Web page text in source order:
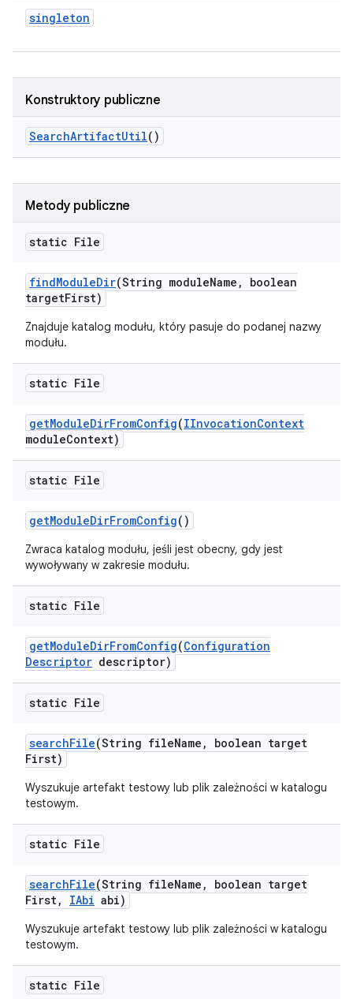
singleton
Konstruktory publiczne
SearchArtifactUtil()
Metody publiczne
static File
findModuleDir(String moduleName ,
boolean
targetFirst)
Znajduje katalog modułu, który pasuje do podanej nazwy
modułu.
static File
getModuleDirFromConfig(IInvocationContext
moduleContext)
static File
getModuleDirFromConfig()
Zwraca katalog modułu, jeśli jest obecny, gdy jest
wywoływany w zakresie modułu.
static File
getModuleDirFromConfig(Configuration
Descriptor descriptor)
static File
searchFile(String fileName ,
boolean target
First)
Wyszukuje artefakt testowy lub plik zależności w katalogu
testowym.
static File
searchFile(String fileName ,
boolean target
First, IAbi abi)
Wyszukuje artefakt testowy lub plik zależności w katalogu
testowym.
static File